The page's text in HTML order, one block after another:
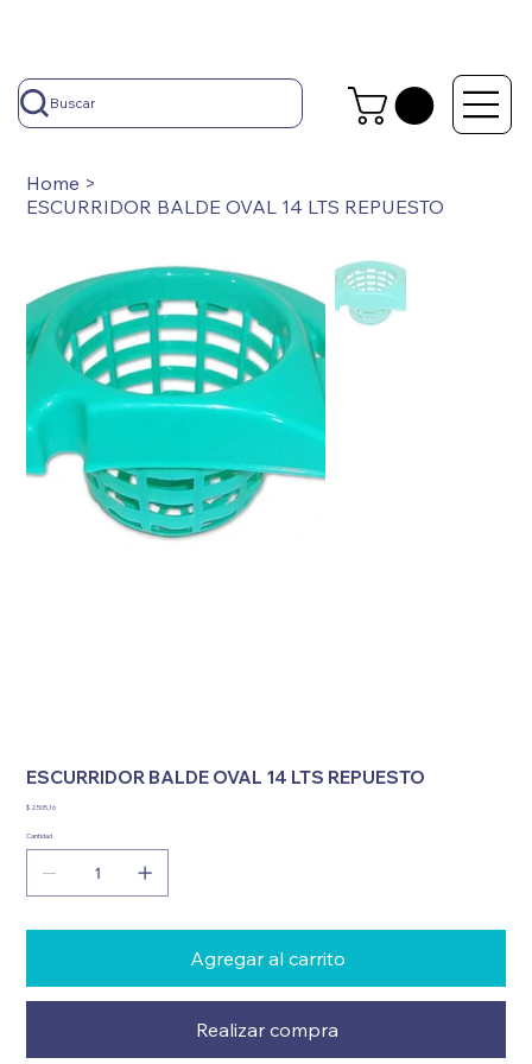
Buscar
Home >
ESCURRIDOR BALDE OVAL 14 LTS REPUESTO
ESCURRIDOR BALDE OVAL 14 LTS REPUESTO
Precio
$ 2.505,16
Cantidad
Agregar al carrito
Realizar compra